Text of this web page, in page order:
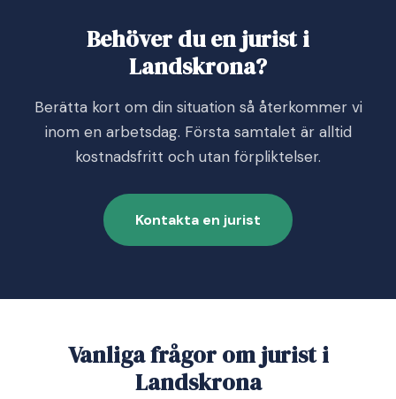
Behöver du en jurist i
Landskrona?
Berätta kort om din situation så återkommer vi
inom en arbetsdag. Första samtalet är alltid
kostnadsfritt och utan förpliktelser.
Kontakta en jurist
Vanliga frågor om jurist i
Landskrona